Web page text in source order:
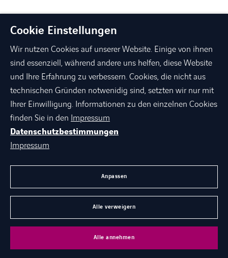
linkedin
xing facebookinstagramyoutube
KARRIERE BEI AXIANS
Datenschutz
Impressum Karriere Kontakt
Cookie Einstellungen
Wir nutzen Cookies auf unserer Website. Einige von ihnen
sind essenziell, während andere uns helfen, diese Website
und Ihre Erfahrung zu verbessern. Cookies, die nicht aus
technischen Gründen notwenidig sind, setzten wir nur mit
Ihrer Einwilligung. Informationen zu den einzelnen Cookies
finden Sie in den Impressum
Datenschutzbestimmungen
Impressum
Anpassen
Alle verweigern
Alle annehmen